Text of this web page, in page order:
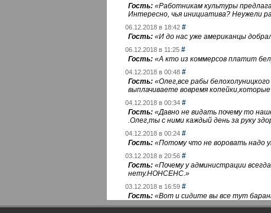
Гость: «Работникам культуры
Интересно, чья инициатива? Неужели
06.12.2018 в 18:42 #
Гость: «И до нас уже американцы
06.12.2018 в 11:25 #
Гость: «А кто из коммерсов платит
04.12.2018 в 00:48 #
Гость: «Олег,все рабы
выплачиваете вовремя
04.12.2018 в 00:34 #
Гость: «Давно не видать почему то
.Олег,ты с ними каждый день за руку
04.12.2018 в 00:24 #
Гость: «Потому что не воровать надо
03.12.2018 в 20:56 #
Гость: «Почему у администрации
нету.НОНСЕНС.»
03.12.2018 в 16:59 #
Гость: «Вот и сидите вы все тут